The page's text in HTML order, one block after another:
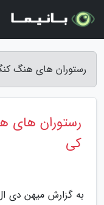
رستوران های هنگ
رستوران های
کی
به گزارش میهن دی